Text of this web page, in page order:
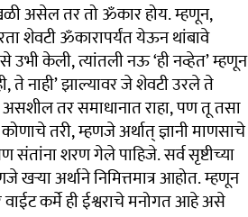
असेल तर तो ॐकार होय. म्हणून,
शेवटी ॐकारापर्यंत येऊन थांबावे
केली, त्यांतली नऊ ‘ही नव्हेत’ म्हणून
ते नाही’ झाल्यावर जे शेवटी उरले ते
असशील तर समाधानात राहा, पण तू तसा
तरी, म्हणजे अर्थात् ज्ञानी माणसाचे
शरण गेले पाहिजे. सर्व सृष्टीच्या
अर्थाने निमित्तमात्र आहोत. म्हणून
कर्मे ही ईश्वराचे मनोगत आहे असे